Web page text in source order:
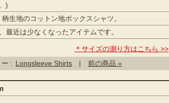
)
生地のコットン地ボックスシャツ。
近は少なくなったアイテムです。
＊サイズの測り方はこちら >>
: Longsleeve Shirts | 前の商品 »